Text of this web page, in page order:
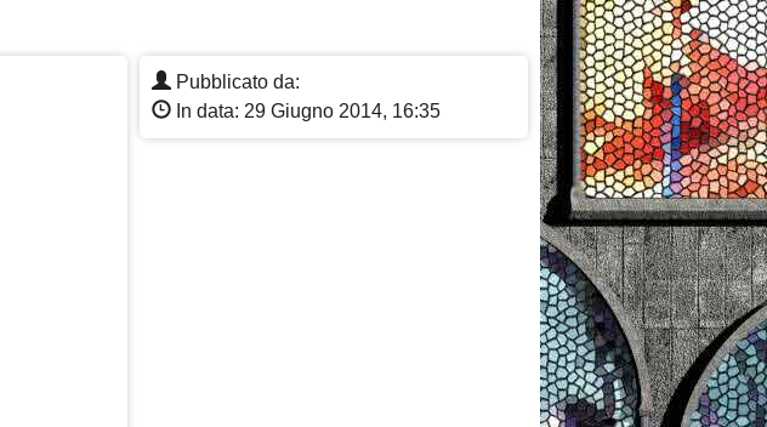
Pubblicato da:
In data: 29 Giugno 2014, 16:35